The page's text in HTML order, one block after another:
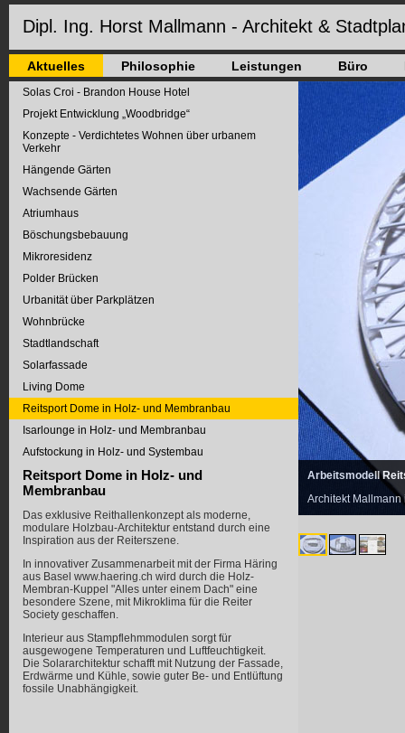
Dipl. Ing. Horst Mallmann - Architekt &
Solas Croi - Brandon House Hotel
Projekt Entwicklung „Woodbridge“
Konzepte - Verdichtetes Wohnen über urbanem
Verkehr
Hängende Gärten
Wachsende Gärten
Atriumhaus
Böschungsbebauung
Mikroresidenz
Polder Brücken
Urbanität über Parkplätzen
Wohnbrücke
Stadtlandschaft
Solarfassade
Living Dome
Reitsport Dome in Holz- und Membranbau
Isarlounge in Holz- und Membranbau
Aufstockung in Holz- und Systembau
Reitsport Dome in Holz- und
Membranbau
Das exklusive Reithallenkonzept als moderne,
modulare Holzbau-Architektur entstand durch eine
Inspiration aus der Reiterszene.
In innovativer Zusammenarbeit mit der Firma Häring
aus Basel www.haering.ch wird durch die Holz-
Membran-Kuppel "Alles unter einem Dach" eine
besondere Szene, mit Mikroklima für die Reiter
Society geschaffen.
Interieur aus Stampflehmmodulen sorgt für
ausgewogene Temperaturen und Luftfeuchtigkeit.
Die Solararchitektur schafft mit Nutzung der Fassade,
Erdwärme und Kühle, sowie guter Be- und Entlüftung
fossile Unabhängigkeit.
Arbeitsmodell
Architekt
Aktuelles Philosophie Leistungen Büro